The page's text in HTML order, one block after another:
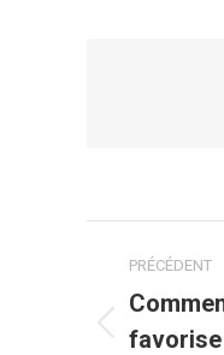
article
PRÉCÉDENT
Article